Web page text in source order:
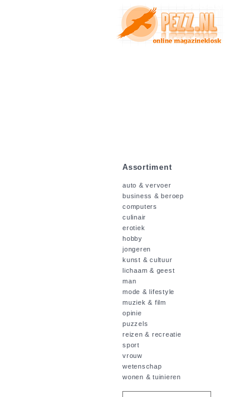
Assortiment
auto & vervoer
business & beroep
computers
culinair
erotiek
hobby
jongeren
kunst & cultuur
lichaam & geest
man
mode & lifestyle
muziek & film
opinie
puzzels
reizen & recreatie
sport
vrouw
wetenschap
wonen & tuinieren